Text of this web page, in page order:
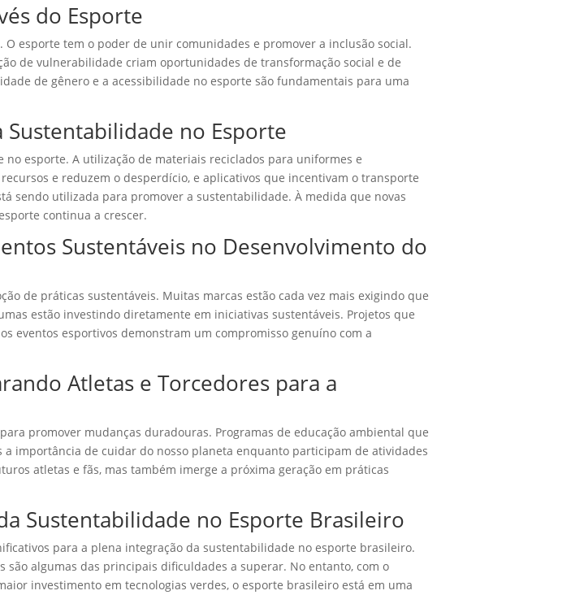
do Esporte
esporte tem o poder de unir comunidades e promover a inclusão social.
de vulnerabilidade criam oportunidades de transformação social e de
de gênero e a acessibilidade no esporte são fundamentais para uma
Sustentabilidade no Esporte
esporte. A utilização de materiais reciclados para uniformes e
e reduzem o desperdício, e aplicativos que incentivam o transporte
sendo utilizada para promover a sustentabilidade. À medida que novas
continua a crescer.
Sustentáveis no Desenvolvimento do
de práticas sustentáveis. Muitas marcas estão cada vez mais exigindo que
estão investindo diretamente em iniciativas sustentáveis. Projetos que
eventos esportivos demonstram um compromisso genuíno com a
Atletas e Torcedores para a
promover mudanças duradouras. Programas de educação ambiental que
importância de cuidar do nosso planeta enquanto participam de atividades
atletas e fãs, mas também imerge a próxima geração em práticas
Sustentabilidade no Esporte Brasileiro
para a plena integração da sustentabilidade no esporte brasileiro.
algumas das principais dificuldades a superar. No entanto, com o
investimento em tecnologias verdes, o esporte brasileiro está em uma